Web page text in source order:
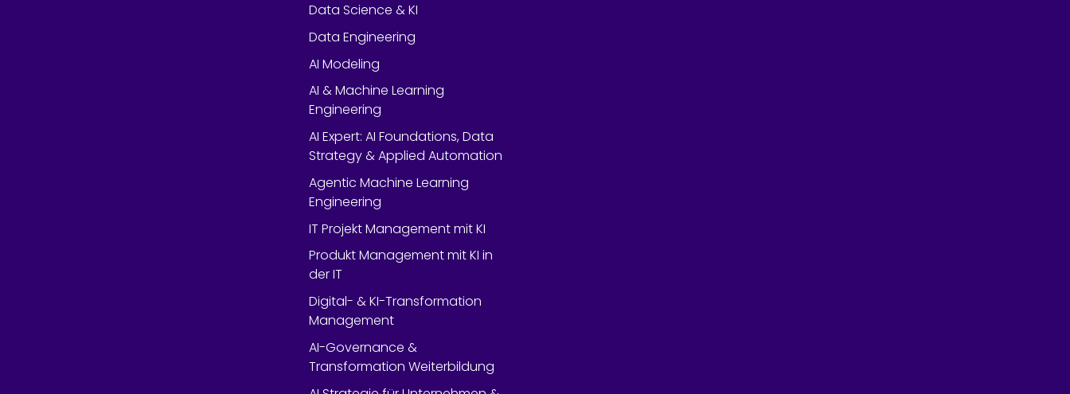
Data Science & KI
Data Engineering
AI Modeling
AI & Machine Learning
Engineering
AI Expert: AI Foundations, Data
Strategy & Applied Automation
Agentic Machine Learning
Engineering
IT Projekt Management mit KI
Produkt Management mit KI in
der IT
Digital- & KI-Transformation
Management
AI-Governance &
Transformation Weiterbildung